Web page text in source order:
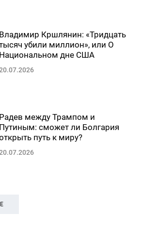
Владимир Кршлянин: «Тридцать
убили миллион», или О
Национальном дне США
Радев между Трампом и
Путиным: сможет ли Болгария
путь к миру?